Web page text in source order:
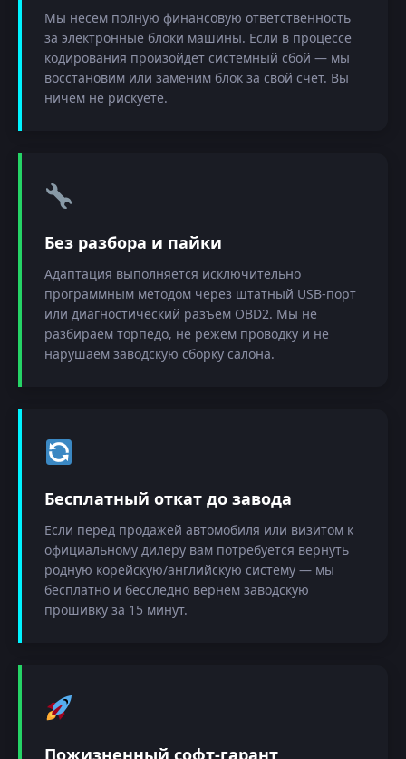
Мы несем полную финансовую ответственность
за электронные блоки машины. Если в процессе
кодирования произойдет системный сбой — мы
восстановим или заменим блок за свой счет. Вы
ничем не рискуете.
Без разбора и пайки
Адаптация выполняется исключительно
программным методом через штатный USB-порт
или диагностический разъем OBD2. Мы не
разбираем торпедо, не режем проводку и не
нарушаем заводскую сборку салона.
Бесплатный откат до завода
Если перед продажей автомобиля или визитом к
официальному дилеру вам потребуется вернуть
родную корейскую/английскую систему — мы
бесплатно и бесследно вернем заводскую
прошивку за 15 минут.
Пожизненный софт-гарант